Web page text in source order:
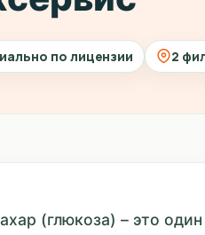
по лицензии 2
(глюкоза) – это